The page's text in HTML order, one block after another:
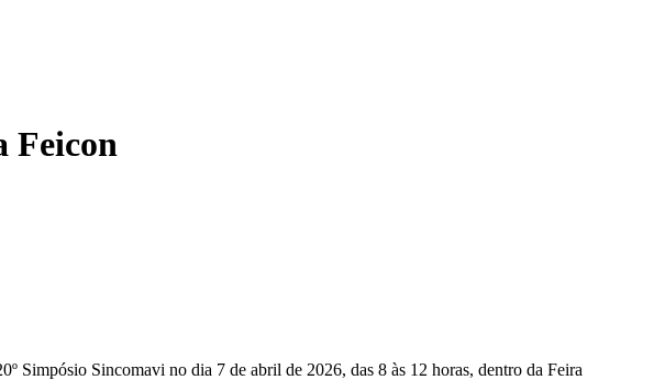
Feicon
Simpósio Sincomavi no dia 7 de abril de 2026, das 8 às 12 horas, dentro da Feira